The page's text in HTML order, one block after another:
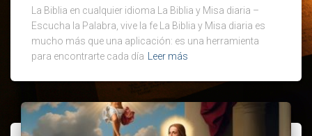
La Biblia en cualquier idioma La Biblia y Misa diaria –
Escucha la Palabra, vive la fe La Biblia y Misa diaria es
mucho más que una aplicación: es una herramienta
para encontrarte cada día
Leer más